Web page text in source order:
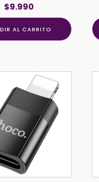
$9.990
AL CARRITO